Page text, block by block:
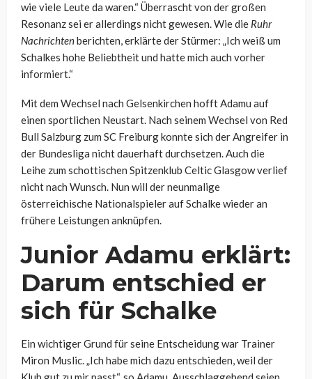
wie viele Leute da waren.“ Überrascht von der großen
Resonanz sei er allerdings nicht gewesen. Wie die Ruhr
Nachrichtenberichten, erklärte der Stürmer: „Ich weiß um
Schalkes hohe Beliebtheit und hatte mich auch vorher
informiert.“
Mit dem Wechsel nach Gelsenkirchen hofft Adamu auf
einen sportlichen Neustart. Nach seinem Wechsel von Red
Bull Salzburg zum SC Freiburg konnte sich der Angreifer in
der Bundesliga nicht dauerhaft durchsetzen. Auch die
Leihe zum schottischen Spitzenklub Celtic Glasgow verlief
nicht nach Wunsch. Nun will der neunmalige
österreichische Nationalspieler auf Schalke wieder an
frühere Leistungen anknüpfen.
Junior Adamu erklärt:
Darum entschied er
sich für Schalke
Ein wichtiger Grund für seine Entscheidung war Trainer
Miron Muslic. „Ich habe mich dazu entschieden, weil der